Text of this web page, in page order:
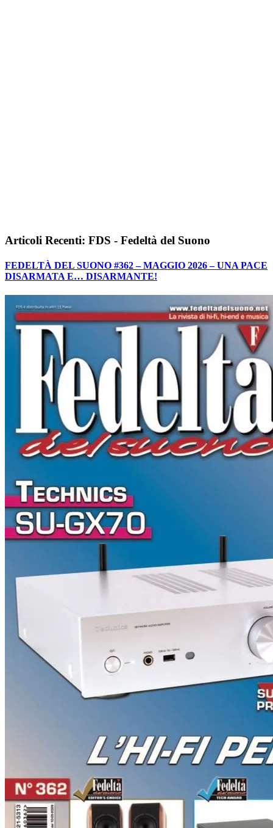
Articoli Recenti: FDS - Fedeltà del Suono
FEDELTÀ DEL SUONO #362 – MAGGIO 2026 – UNA PACE
DISARMATA E… DISARMANTE!